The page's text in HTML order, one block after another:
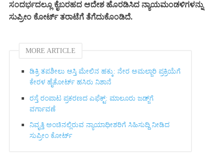
ಸಂದರ್ಭದಲ್ಲೂ ಕೈಬರಹದ ಆದೇಶ ಹೊರಡಿಸಿದ ನ್ಯಾಯಮಂಡಳಿಗಳನ್ನು
ಸುಪ್ರೀಂ ಕೋರ್ಟ್ ತರಾಟೆಗೆ ತೆಗೆದುಕೊಂಡಿದೆ.
MORE ARTICLE
ಡಿಕ್ರಿ ತಪಶೀಲು ಆಸ್ತಿ ಮೇಲಿನ ಹಕ್ಕು: ನೇರ ಅಮಲ್ಜಾರಿ ಪ್ರಕ್ರಿಯೆಗೆ
ಕೇರಳ ಹೈಕೋರ್ಟ್ ಹಸಿರು ನಿಶಾನೆ
ರಸ್ತೆ ರಂಪಾಟ ಪ್ರಕರಣದ ಎಫೆಕ್ಟ್‌: ಮಾಲೂರು ಜಡ್ಜ್‌ಗೆ
ವರ್ಗಾವಣೆ
ನಿವೃತ್ತಿ ಅಂಚಿನಲ್ಲಿರುವ ನ್ಯಾಯಾಧೀಶರಿಗೆ ಸಿಹಿಸುದ್ದಿ ನೀಡಿದ
ಸುಪ್ರೀಂ ಕೋರ್ಟ್‌